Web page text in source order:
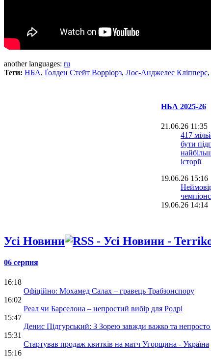
another languages: ru
Теги: НБА, Ґолден Стейт Ворріорз, Лос-Анджелес Клiпперс,
НБА 2025-26
21.06.26 11:35
417
бути
історії
19.06.26 15:16
19.06.26 14:14
17.06.26 16:16
Фінал
НБА:
Усі Новини
06 серпня
16:18
Офіційно: Мохамед Салах – гравець Трабзонспору
16:02
Реал чи Барселона – непростий вибір для Родрі
15:47
Денис Підгурський: З Зорею завжди важко та непросто
15:31
Стартував продаж квитків на матч Угорщина - Україна
15:16